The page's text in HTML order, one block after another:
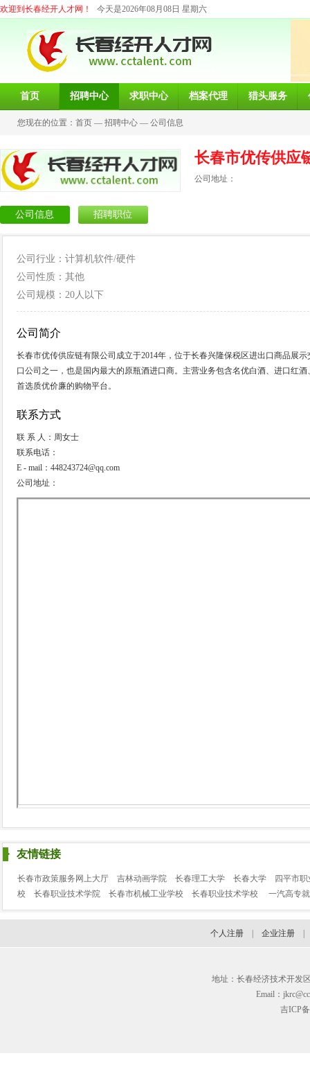
欢迎到长春经开人才网！ 今天是2026年08月08日 星期六
首页 招聘中心 求职中心 档案代理 猎头服务
您现在的位置： 首页 — 招聘中心 — 公司信息
长春市优传供应
公司地址：
公司信息 招聘职位
公司行业：计算机软件/硬件
公司性质：其他
公司规模：20人以下
公司简介
长春市优传供应链有限公司成立于2014年，位于长春兴隆保税区进出口商品展
口公司之一，也是国内最大的原瓶酒进口商。主营业务包含名优白酒、进口红
首选质优价廉的购物平台。
联系方式
联 系 人：周女士
联系电话：
E - mail：448243724@qq.com
公司地址：
友情链接
长春市政策服务网上大厅 吉林动画学院 长春理工大学 长春大学
四平市
校
长春职业技术学院 长春市机械工业学校 长春职业技术学校 一汽高专
个人注册 企业注册
地址：长春经济技术开发
Email：
吉ICP